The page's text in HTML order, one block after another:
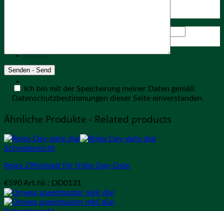
Ankauf
Ich bin mit der Speicherung meiner Daten gemäß
Datenschutzbestimmungen dieser Seite einverstanden.
Ähnliche Produkte - Related products
Schnellansicht
Rolex Zifferblatt für frühe Day-Date
€590Art.Nr.: DD0131